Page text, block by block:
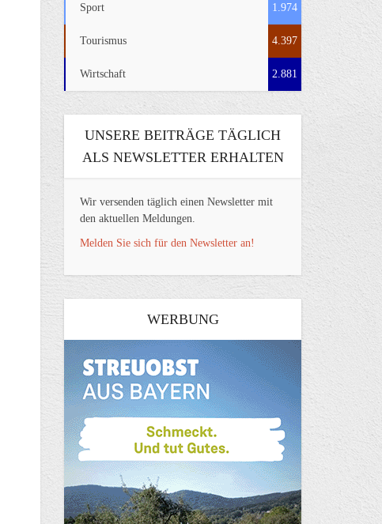
Sport 1.974
Tourismus 4.397
Wirtschaft 2.881
UNSERE BEITRÄGE TÄGLICH
ALS NEWSLETTER ERHALTEN
Wir versenden täglich einen Newsletter mit
den aktuellen Meldungen.
Melden Sie sich für den Newsletter an!
WERBUNG